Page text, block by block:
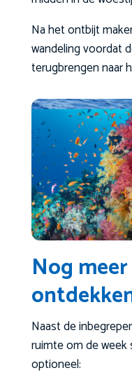
Na het ontbijt
wandeling voordat
terugbrengen naar
Nog
Naast de
ruimte om de week
optioneel: